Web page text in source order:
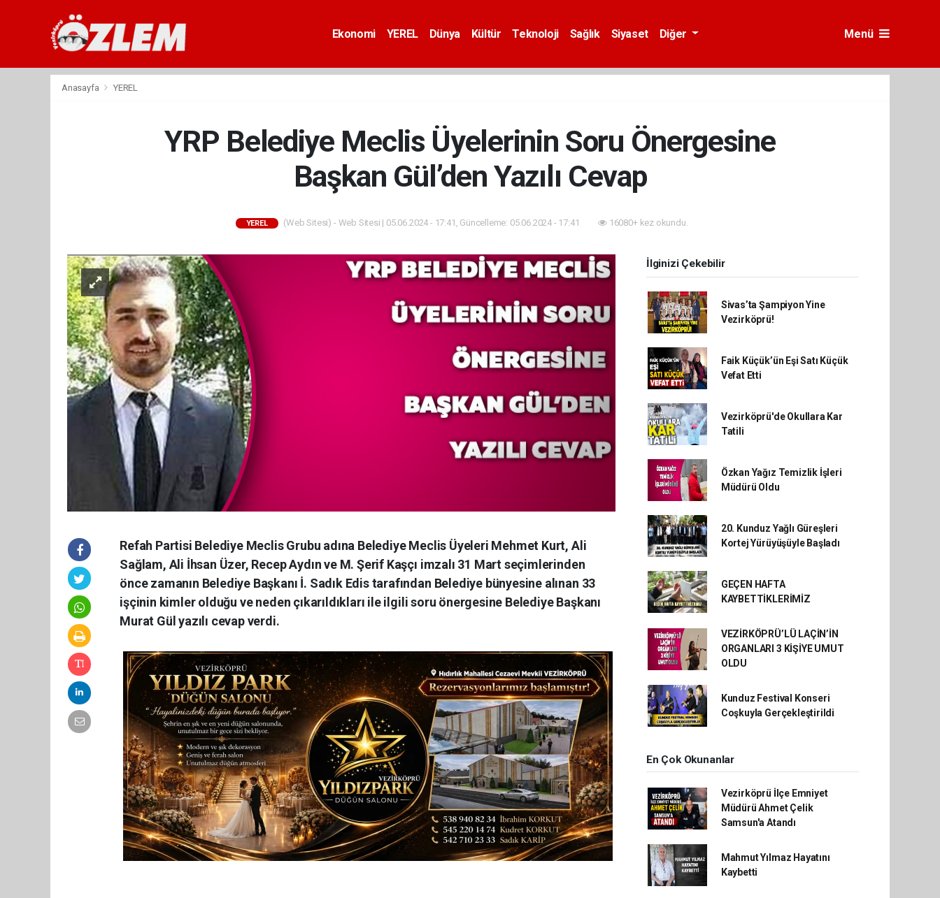
Ekonomi YEREL Dünya Kültür Teknoloji Sağlık Siyaset Diğer Menü
Anasayfa YEREL
YRP Belediye Meclis Üyelerinin Soru Önergesine
Başkan Gül’den Yazılı Cevap
YEREL (Web Sitesi) - Web Sitesi | 05.06.2024 - 17:41, Güncelleme: 05.06.2024 - 17:41 16080+ kez okundu.
Refah Partisi Belediye Meclis Grubu adına Belediye Meclis Üyeleri Mehmet Kurt, Ali
Sağlam, Ali İhsan Üzer, Recep Aydın ve M. Şerif Kaşçı imzalı 31 Mart seçimlerinden
önce zamanın Belediye Başkanı İ. Sadık Edis tarafından Belediye bünyesine alınan 33
işçinin kimler olduğu ve neden çıkarıldıkları ile ilgili soru önergesine Belediye Başkanı
Murat Gül yazılı cevap verdi.
İlginizi Çekebilir
Sivas’ta Şampiyon Yine
Vezirköprü!
Faik Küçük’ün Eşi Satı Küçük
Vefat Etti
Vezirköprü'de Okullara Kar
Tatili
Özkan Yağız Temizlik İşleri
Müdürü Oldu
20. Kunduz Yağlı Güreşleri
Kortej Yürüyüşüyle Başladı
GEÇEN HAFTA
KAYBETTİKLERİMİZ
VEZİRKÖPRÜ’LÜ LAÇİN’İN
ORGANLARI 3 KİŞİYE UMUT
OLDU
Kunduz Festival Konseri
Coşkuyla Gerçekleştirildi
En Çok Okunanlar
Vezirköprü İlçe Emniyet
Müdürü Ahmet Çelik
Samsun'a Atandı
Mahmut Yılmaz Hayatını
Kaybetti